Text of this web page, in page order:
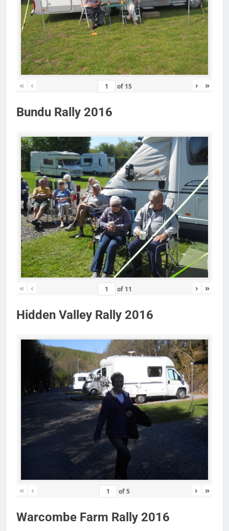
« ‹ of 15 › »
Bundu Rally 2016
« ‹ of 11 › »
Hidden Valley Rally 2016
« ‹ of5 › »
Warcombe Farm Rally 2016